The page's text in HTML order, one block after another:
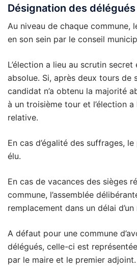
Désignation des délégués
Au niveau de chaque commune,
en son sein par le conseil
L’élection a lieu au scrutin
absolue. Si, après deux tours de
candidat n’a obtenu la majorité
à un troisième tour et l’élection
relative.
En cas d’égalité des suffrages,
élu.
En cas de vacances des sièges
commune, l’assemblée
remplacement dans un délai d’un
A défaut pour une commune
délégués, celle-ci est
par le maire et le premier adjoint.